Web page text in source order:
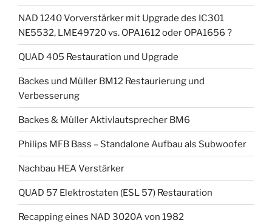
NAD 1240 Vorverstärker mit Upgrade des IC301
NE5532, LME49720 vs. OPA1612 oder OPA1656 ?
QUAD 405 Restauration und Upgrade
Backes und Müller BM12 Restaurierung und
Verbesserung
Backes & Müller Aktivlautsprecher BM6
Philips MFB Bass – Standalone Aufbau als Subwoofer
Nachbau HEA Verstärker
QUAD 57 Elektrostaten (ESL 57) Restauration
Recapping eines NAD 3020A von 1982